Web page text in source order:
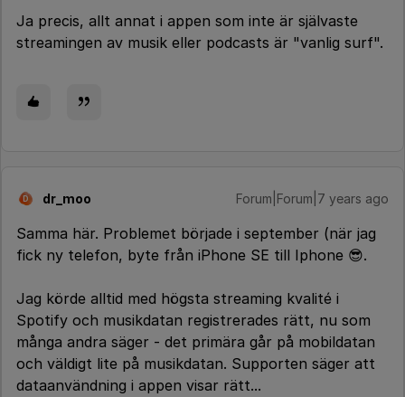
Ja precis, allt annat i appen som inte är självaste
streamingen av musik eller podcasts är "vanlig surf".
D dr_moo Forum|Forum|7 years ago
Samma här. Problemet började i september (när jag
fick ny telefon, byte från iPhone SE till Iphone 😎.
Jag körde alltid med högsta streaming kvalité i
Spotify och musikdatan registrerades rätt, nu som
många andra säger - det primära går på mobildatan
och väldigt lite på musikdatan. Supporten säger att
dataanvändning i appen visar rätt...